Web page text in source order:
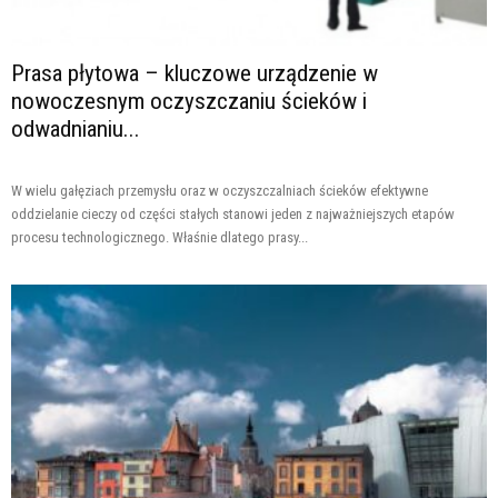
Prasa płytowa – kluczowe urządzenie w
nowoczesnym oczyszczaniu ścieków i
odwadnianiu...
W wielu gałęziach przemysłu oraz w oczyszczalniach ścieków efektywne
oddzielanie cieczy od części stałych stanowi jeden z najważniejszych etapów
procesu technologicznego. Właśnie dlatego prasy...